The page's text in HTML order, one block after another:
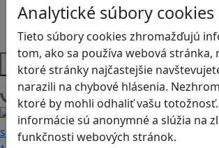
Analytické súbory cookies
Tieto súbory cookies zhromažďujú
tom, ako sa používa webová stránka,
ktoré stránky najčastejšie
narazili na chybové hlásenia.
ktoré by mohli odhaliť vašu
informácie sú anonymné a slúžia na
funkčnosti webových stránok.
Strategické myslenie
Zdravie a pohyb
Platformy
Načítam blogy